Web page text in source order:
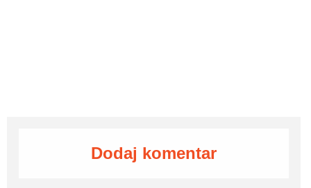
Dodaj komentar